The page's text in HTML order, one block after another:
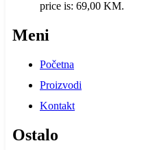
price is: 69,00 KM.
Meni
Početna
Proizvodi
Kontakt
Ostalo